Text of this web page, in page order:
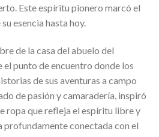
Este espíritu pionero marcó el
esencia hasta hoy.
de la casa del abuelo del
el punto de encuentro donde los
de sus aventuras a campo
de pasión y camaradería, inspiró
ropa que refleja el espíritu libre y
profundamente conectada con el